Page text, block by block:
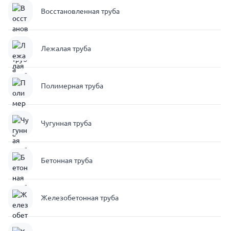
Восстановленная труба
Лежалая труба
Полимерная труба
Чугунная труба
Бетонная труба
Железобетонная труба